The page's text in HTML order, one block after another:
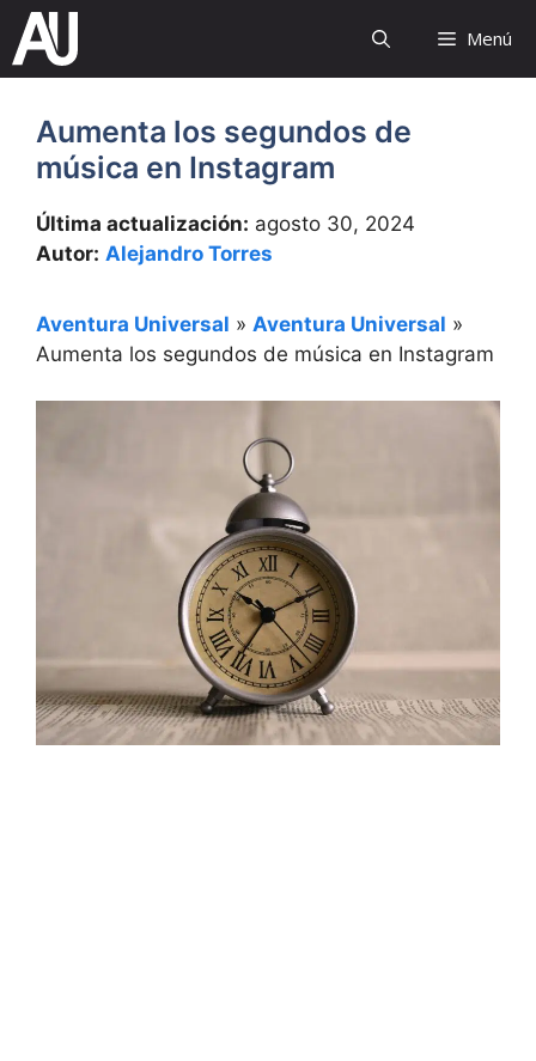
Saltar
contenido
Menú
Aumenta los segundos de
música en Instagram
Última actualización: agosto 30, 2024
Autor: Alejandro Torres
Aventura Universal » Aventura Universal »
Aumenta los segundos de música en Instagram